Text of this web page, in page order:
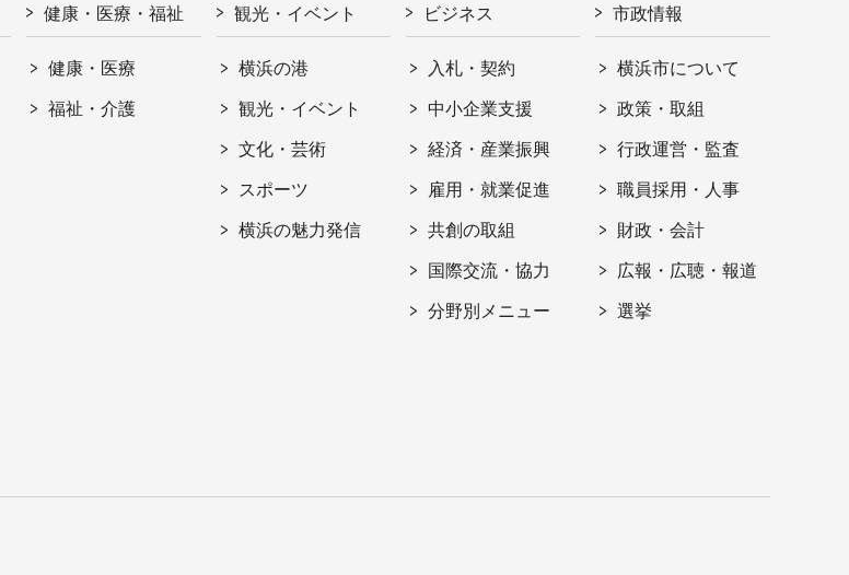
健康・医療・福祉
健康・医療
福祉・介護
観光・イベント
横浜の港
観光・イベント
文化・芸術
スポーツ
横浜の魅力発信
ビジネス
入札・契約
中小企業支援
経済・産業振興
雇用・就業促進
共創の取組
国際交流・協力
分野別メニュー
市政情報
横浜市について
政策・取組
行政運営・監査
職員採用・人事
財政・会計
広報・広聴・報道
選挙